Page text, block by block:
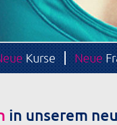
Kurse Neue
in unserem